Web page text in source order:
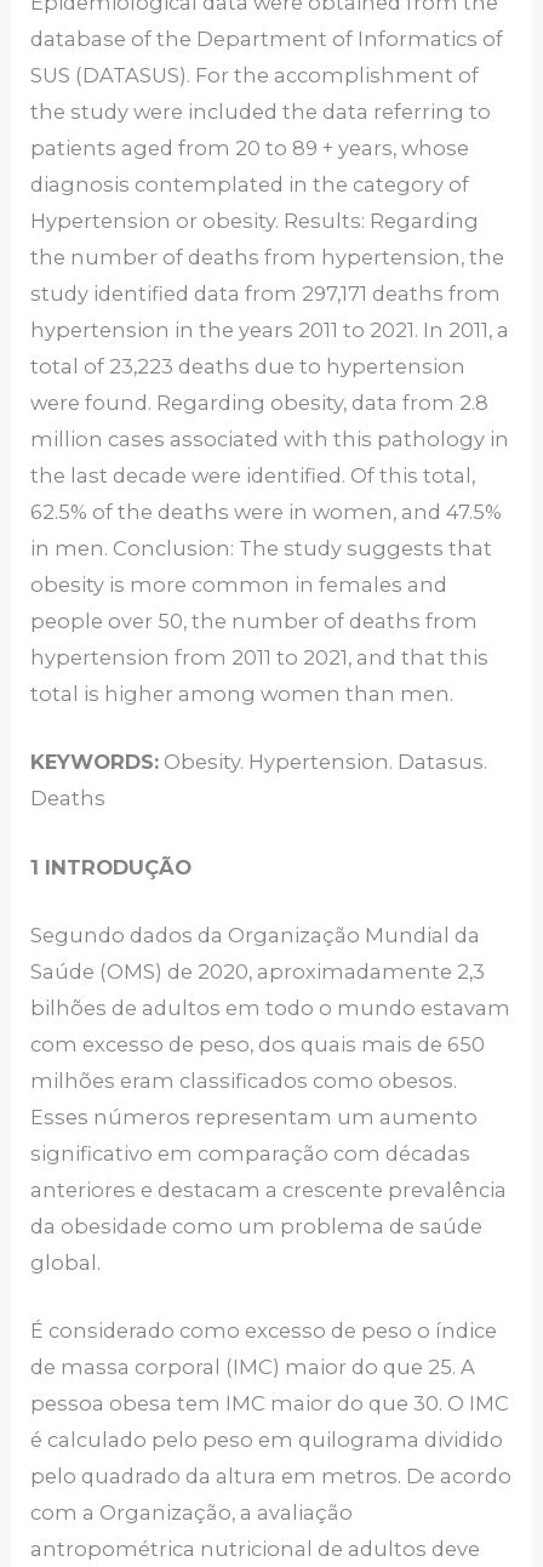
database of the Department of Informatics of
SUS (DATASUS). For the accomplishment of
the study were included the data referring to
patients aged from 20 to 89 + years, whose
diagnosis contemplated in the category of
Hypertension or obesity. Results: Regarding
the number of deaths from hypertension, the
study identified data from 297,171 deaths from
hypertension in the years 2011 to 2021. In 2011, a
total of 23,223 deaths due to hypertension
were found. Regarding obesity, data from 2.8
million cases associated with this pathology in
the last decade were identified. Of this total,
62.5% of the deaths were in women, and 47.5%
in men. Conclusion: The study suggests that
obesity is more common in females and
people over 50, the number of deaths from
hypertension from 2011 to 2021, and that this
total is higher among women than men.
KEYWORDS: Obesity. Hypertension. Datasus.
Deaths
1 INTRODUÇÃO
Segundo dados da Organização Mundial da
Saúde (OMS) de 2020, aproximadamente 2,3
bilhões de adultos em todo o mundo estavam
com excesso de peso, dos quais mais de 650
milhões eram classificados como obesos.
Esses números representam um aumento
significativo em comparação com décadas
anteriores e destacam a crescente prevalência
da obesidade como um problema de saúde
global.
É considerado como excesso de peso o índice
de massa corporal (IMC) maior do que 25. A
pessoa obesa tem IMC maior do que 30. O IMC
é calculado pelo peso em quilograma dividido
pelo quadrado da altura em metros. De acordo
com a Organização, a avaliação
antropométrica nutricional de adultos deve